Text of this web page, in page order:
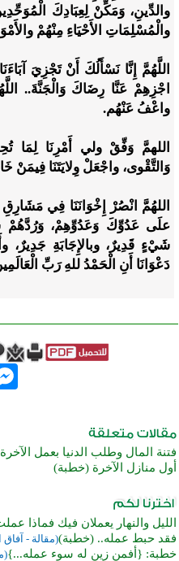
والدِّينِ، وَمَكِّنْ لِعِبَادِكَ
والْمُسْلِمَاتِ الأَحْيَاءِ مِنْهُمْ
اللَّهُمَّ إِنَّا نَسْأَلُكَ أَنْ تَجْزِيَ
اجْزِهِمْ عَنَّا رِضَاكَ وَالْجَنَّةَ..
واعْفُ عَنْهُم.
اللهمَّ وَفِّقْ ولي أَمْرِنَا لِمَا
وَالتَّقْوى، واجْعَلْ وِلايَتَنَا فِيمَنْ
اللهُمَّ انْصُرْ إِخْوَانَنَا فِي
علَى عَدُوِّكَ وَعَدُوِّهِمْ، وَرُدَّهُمْ
شَيْءٍ قَدِيرٌ، وبالإِجَابَةِ جَدِيرٌ،
دَعْوَانَا أَنِ الْحَمْدُ للهِ رَبِّ
فتنة المال وطلب الدنيا بعمل الآخرة
أول منازل الآخرة (خطبة)
الليل والنهار يعملان فيك فماذا
فقد حبط عمله.. (خطبة)(مقالة - آفاق
خطبة: {أفمن زين له سوء عمله...}